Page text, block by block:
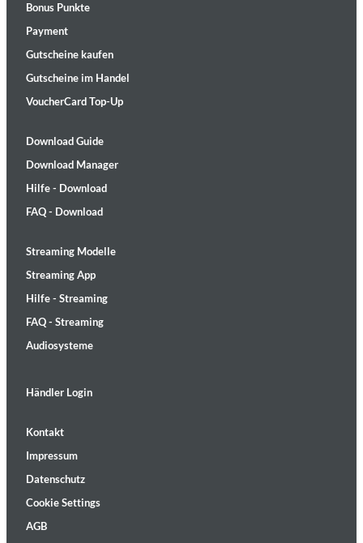
Bonus Punkte
Payment
Gutscheine kaufen
Gutscheine im Handel
VoucherCard Top-Up
Download Guide
Download Manager
Hilfe - Download
FAQ - Download
Streaming Modelle
Streaming App
Hilfe - Streaming
FAQ - Streaming
Audiosysteme
Händler Login
Kontakt
Impressum
Datenschutz
Cookie Settings
AGB